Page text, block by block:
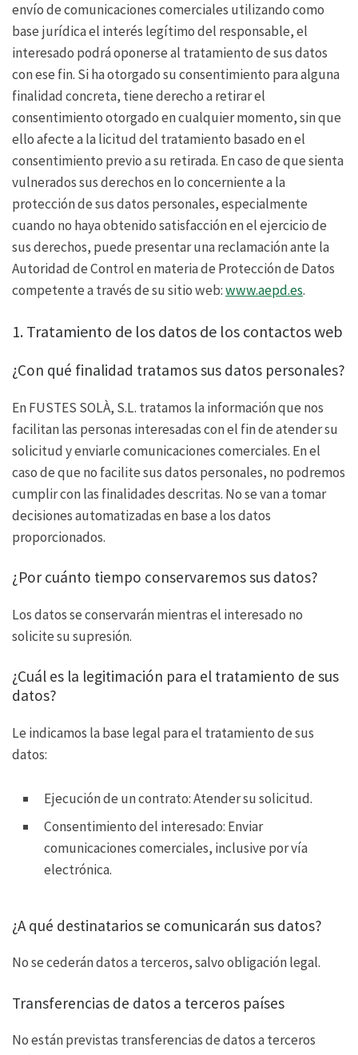
envío de comunicaciones comerciales utilizando como
base jurídica el interés legítimo del responsable, el
interesado podrá oponerse al tratamiento de sus datos
con ese fin. Si ha otorgado su consentimiento para alguna
finalidad concreta, tiene derecho a retirar el
consentimiento otorgado en cualquier momento, sin que
ello afecte a la licitud del tratamiento basado en el
consentimiento previo a su retirada. En caso de que sienta
vulnerados sus derechos en lo concerniente a la
protección de sus datos personales, especialmente
cuando no haya obtenido satisfacción en el ejercicio de
sus derechos, puede presentar una reclamación ante la
Autoridad de Control en materia de Protección de Datos
competente a través de su sitio web:www.aepd.es.
1. Tratamiento de los datos de los contactos web
¿Con qué finalidad tratamos sus datos personales?
En FUSTES SOLÀ, S.L. tratamos la información que nos
facilitan las personas interesadas con el fin de atender su
solicitud y enviarle comunicaciones comerciales. En el
caso de que no facilite sus datos personales, no podremos
cumplir con las finalidades descritas. No se van a tomar
decisiones automatizadas en base a los datos
proporcionados.
¿Por cuánto tiempo conservaremos sus datos?
Los datos se conservarán mientras el interesado no
solicite su supresión.
¿Cuál es la legitimación para el tratamiento de sus
datos?
Le indicamos la base legal para el tratamiento de sus
datos:
Ejecución de un contrato: Atender su solicitud.
Consentimiento del interesado: Enviar
comunicaciones comerciales, inclusive por vía
electrónica.
¿A qué destinatarios se comunicarán sus datos?
No se cederán datos a terceros, salvo obligación legal.
Transferencias de datos a terceros países
No están previstas transferencias de datos a terceros